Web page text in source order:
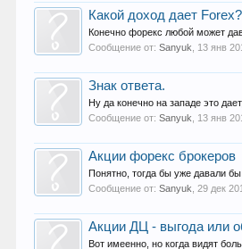
Какой доход дает Forex?
Конечно форекс любой может
Сообщение от:Sanyuk 13 янв
Знак ответа.
Ну да конечно на западе это
Сообщение от:Sanyuk 13 янв
Акции форекс брокеров
Понятно, тогда бы уже давали бы
Сообщение от:Sanyuk ,29 дек
Акции ДЦ - выгода или
Вот имеенно, но когда видят